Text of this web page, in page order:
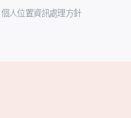
個人位置資訊處理方針